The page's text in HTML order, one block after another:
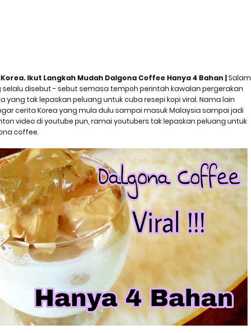
Ikut Langkah Mudah Dalgona Coffee Hanya 4 Bahan |Salam
selalu disebut - sebut semasa tempoh perintah kawalan pergerakan
yang tak lepaskan peluang untuk cuba resepi kopi viral. Nama lain
cerita Korea yang mula dulu sampai masuk Malaysia sampai jadi
video di youtube pun, ramai youtubers tak lepaskan peluang untuk
coffee.